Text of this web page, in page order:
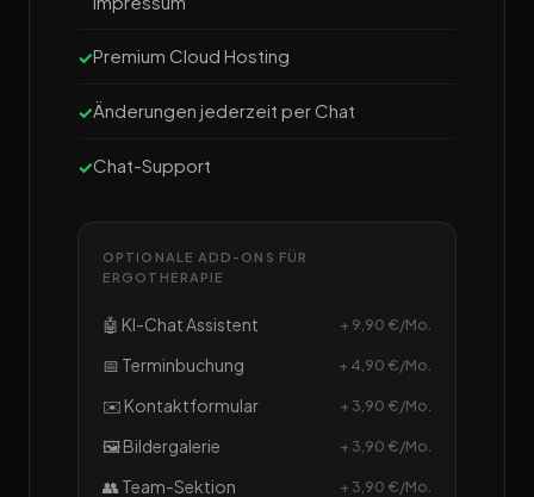
Premium Cloud Hosting
Änderungen jederzeit per Chat
Chat-Support
OPTIONALE ADD-ONS FÜR
ERGOTHERAPIE
🤖 KI-Chat Assistent + 9,90 €/Mo.
📅 Terminbuchung + 4,90 €/Mo.
✉️ Kontaktformular + 3,90 €/Mo.
🖼️ Bildergalerie + 3,90 €/Mo.
👥 Team-Sektion + 3,90 €/Mo.